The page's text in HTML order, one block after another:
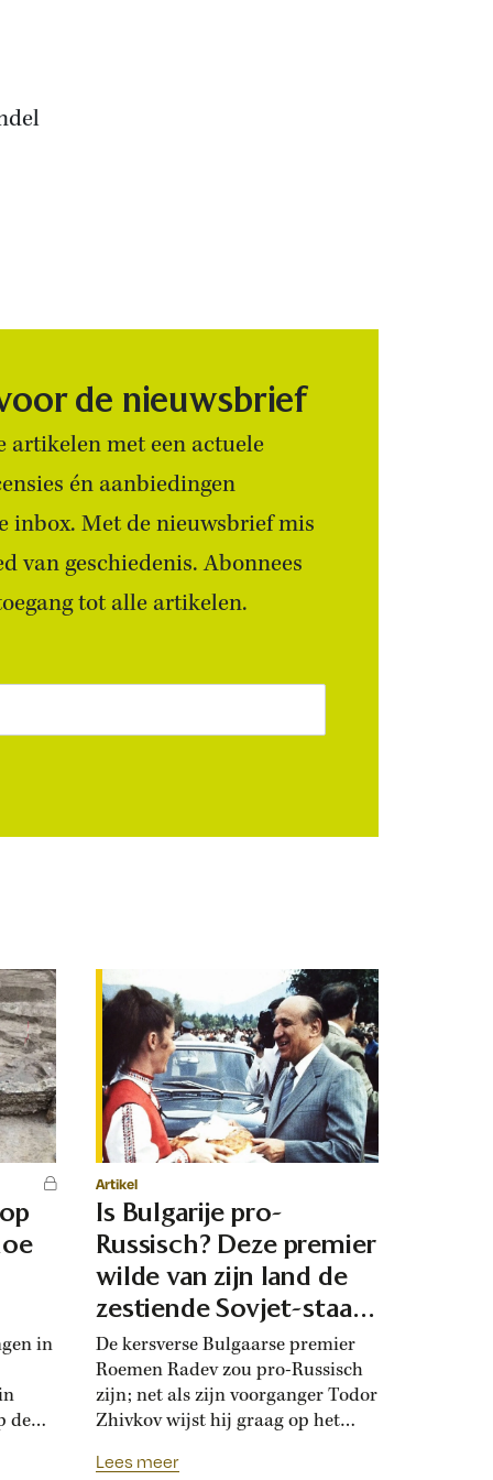
de nieuwsbrief
artikelen met een actuele
én aanbiedingen
inbox. Met de nieuwsbrief mis
van geschiedenis. Abonnees
tot alle artikelen.
in
de
Artikel
Is Bulgarije pro-
Russisch? Deze premier
wilde van zijn land de
zestiende Sovjet-staat
maken
De kersverse Bulgaarse premier
Roemen Radev zou pro-Russisch
zijn; net als zijn voorganger Todor
Zhivkov wijst hij graag op het
1878. Die vroegere premier was zo
Lees meer